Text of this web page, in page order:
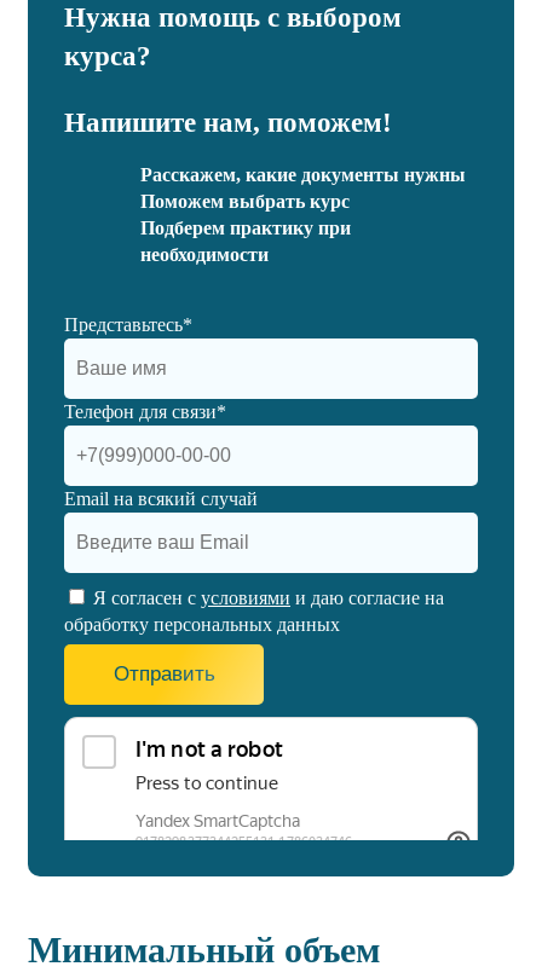
Нужна помощь с выбором
курса?
Напишите нам, поможем!
Расскажем, какие документы нужны
Поможем выбрать курс
Подберем практику при
необходимости
Представьтесь*
Телефон для связи*
Email на всякий случай
Я согласен с условиями и даю согласие на
обработку персональных данных
Отправить
Минимальный объем